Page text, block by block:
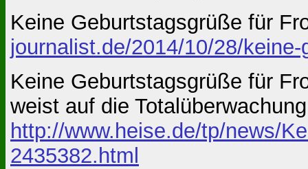
Keine Geburtstagsgrüße für
journalist.de/2014/10/28/
Keine Geburtstagsgrüße für
weist auf die
http://www.heise.de/tp/news/
2435382.html